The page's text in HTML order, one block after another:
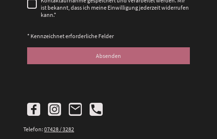
ist bekannt, dass ich meine Einwilligung jederzeit widerrufen
kann.*
* Kennzeichnet erforderliche Felder
Absenden
Telefon: 07428 / 3282